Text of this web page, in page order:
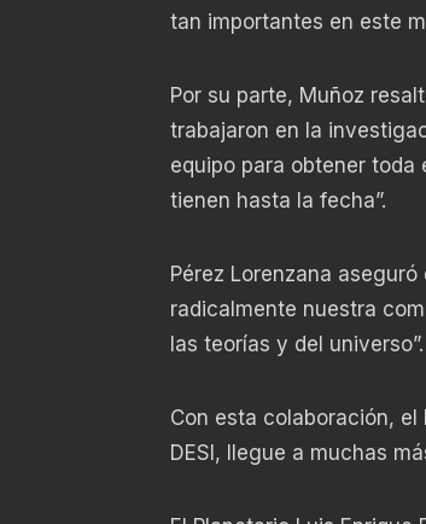
tan importantes en este
Por su parte, Muñoz
trabajaron en la
equipo para obtener toda
tienen hasta la fecha”.
Pérez Lorenzana
radicalmente nuestra
las teorías y del universo”.
Con esta colaboración,
DESI, llegue a muchas